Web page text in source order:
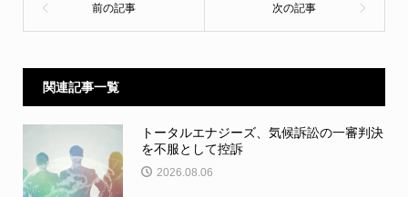
関連記事一覧
トータルエナジーズ、気候訴訟の一審判決
を不服として控訴
2026.08.06